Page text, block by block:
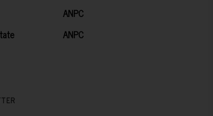
ANPC
ANPC